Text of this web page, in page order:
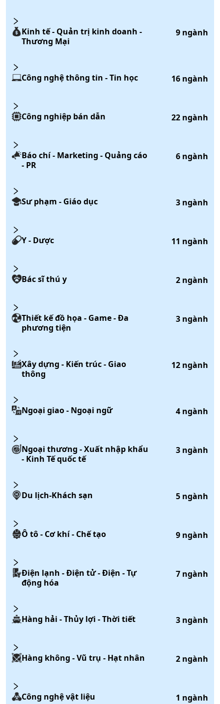
Kinh tế - Quản trị kinh doanh -
Thương Mại
9 ngành
Công nghệ thông tin - Tin học 16 ngành
Công nghiệp bán dẫn 22 ngành
Báo chí - Marketing - Quảng cáo
- PR
6 ngành
Sư phạm - Giáo dục 3 ngành
Y - Dược 11 ngành
Bác sĩ thú y 2 ngành
Thiết kế đồ họa - Game - Đa
phương tiện
3 ngành
Xây dựng - Kiến trúc - Giao
thông
12 ngành
Ngoại giao - Ngoại ngữ 4 ngành
Ngoại thương - Xuất nhập khẩu
- Kinh Tế quốc tế
3 ngành
Du lịch-Khách sạn 5 ngành
Ô tô - Cơ khí - Chế tạo 9 ngành
Điện lạnh - Điện tử - Điện - Tự
động hóa
7 ngành
Hàng hải - Thủy lợi - Thời tiết 3 ngành
Hàng không - Vũ trụ - Hạt nhân 2 ngành
Công nghệ vật liệu 1 ngành